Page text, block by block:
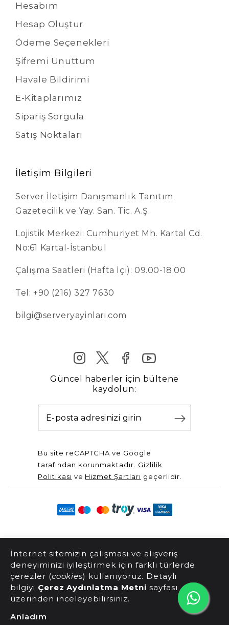
İnternet sitemizin çalışması ve alışveriş
deneyiminizi iyileştirmek için farklı türlerde
çerezler (cookies) kullanıyoruz. Detaylı
bilgiyi Çerez Aydınlatma Metni sayfası
üzerinden inceleyebilirsiniz.
Anladım
Hesabım
Hesap Oluştur
Ödeme Seçenekleri
Şifremi Unuttum
Havale Bildirimi
E-Kitaplarımız
Sipariş Sorgula
Satış Noktaları
İletişim Bilgileri
Server İletişim Danışmanlık Tanıtım
Gazetecilik ve Yay. San. Tic. A.Ş.
Lojistik Merkezi: Cumhuriyet Mh. Kartal Cd.
No:61 Kartal-İstanbul
Çalışma Saatleri (Hafta İçi): 09.00-18.00
Tel: +90 (216) 327 7630
bilgi@serveryayinlari.com
Güncel haberler için bültene
kaydolun:
Bu site reCAPTCHA ve Google
tarafından korunmaktadır. Gizlilik
Politikası ve Hizmet Şartları geçerlidir.